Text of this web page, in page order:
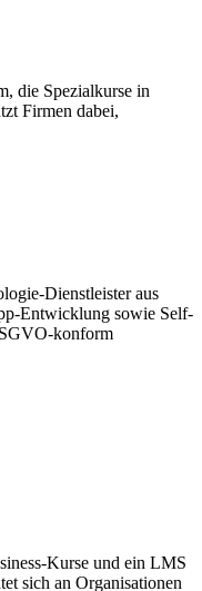
die Spezialkurse in
Firmen dabei,
Dienstleister aus
Entwicklung sowie Self-
konform
Kurse und ein LMS
sich an Organisationen